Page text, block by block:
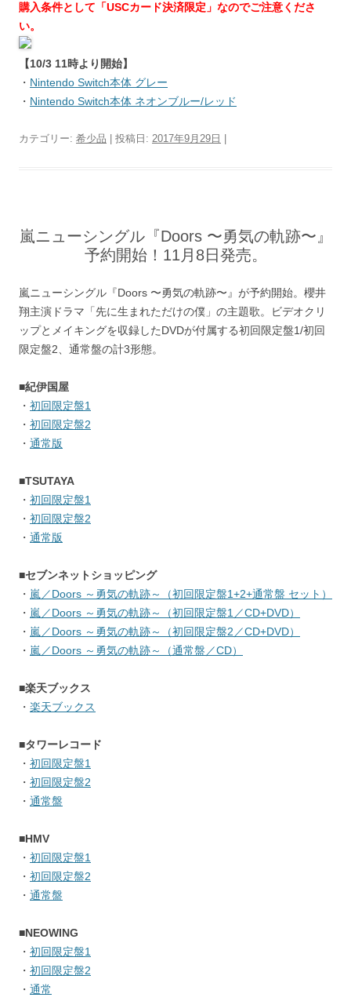
購入条件として「USCカード決済限定」なのでご注意くださ
い。
【10/3 11時より開始】
・ Nintendo Switch本体 グレー
・ Nintendo Switch本体 ネオンブルー/レッド
カテゴリー: 希少品 | 投稿日: 2017年9月29日
嵐ニューシングル『Doors 〜勇気の軌跡〜』
予約開始！11月8日発売。
嵐ニューシングル『Doors 〜勇気の軌跡〜』が予約開始。櫻井
翔主演ドラマ「先に生まれただけの僕」の主題歌。ビデオクリ
ップとメイキングを収録したDVDが付属する初回限定盤1/初回
限定盤2、通常盤の計3形態。
■紀伊国屋
・ 初回限定盤1
・ 初回限定盤2
・ 通常版
■TSUTAYA
・ 初回限定盤1
・ 初回限定盤2
・ 通常版
■セブンネットショッピング
・ 嵐／Doors ～勇気の軌跡～（初回限定盤1+2+通常盤 セット）
・ 嵐／Doors ～勇気の軌跡～（初回限定盤1／CD+DVD）
・ 嵐／Doors ～勇気の軌跡～（初回限定盤2／CD+DVD）
・ 嵐／Doors ～勇気の軌跡～（通常盤／CD）
■楽天ブックス
・ 楽天ブックス
■タワーレコード
・ 初回限定盤1
・ 初回限定盤2
・ 通常盤
■HMV
・ 初回限定盤1
・ 初回限定盤2
・ 通常盤
■NEOWING
・ 初回限定盤1
・ 初回限定盤2
・ 通常